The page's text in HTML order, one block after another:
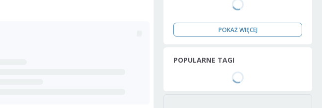
POKAŻ WIĘCEJ
POPULARNE TAGI